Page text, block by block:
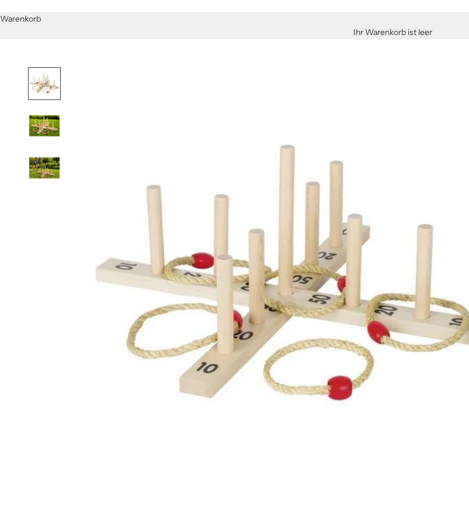
Warenkorb
Ihr Warenkorb ist leer